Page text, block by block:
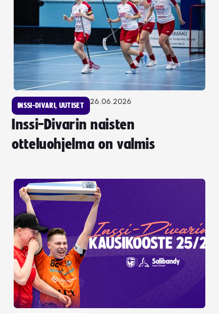
INSSI-DIVARI , UUTISET 26.06.2026
Inssi-Divarin naisten
otteluohjelma on valmis